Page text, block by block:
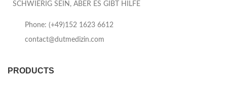
SCHWIERIG SEIN, ABER ES GIBT HILFE
Phone: (+49)152 1623 6612
contact@dutmedizin.com
PRODUCTS